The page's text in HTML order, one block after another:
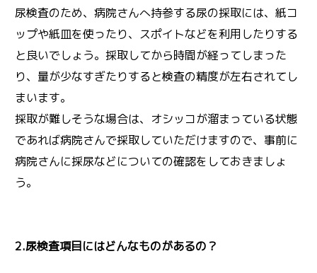
尿検査のため、病院さんへ持参する尿の採取には、紙コ
ップや紙皿を使ったり、スポイトなどを利用したりする
と良いでしょう。採取してから時間が経ってしまった
り、量が少なすぎたりすると検査の精度が左右されてし
まいます。
採取が難しそうな場合は、オシッコが溜まっている状態
であれば病院さんで採取していただけますので、事前に
病院さんに採尿などについての確認をしておきましょ
う。
2.尿検査項目にはどんなものがあるの？